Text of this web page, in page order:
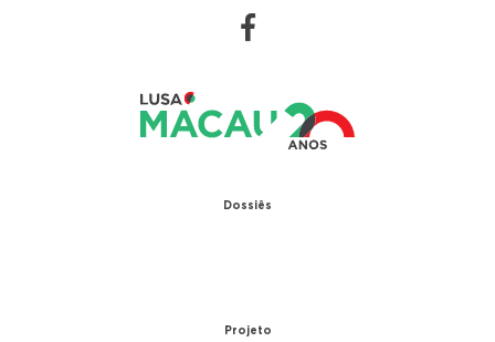
Dossiês
Projeto